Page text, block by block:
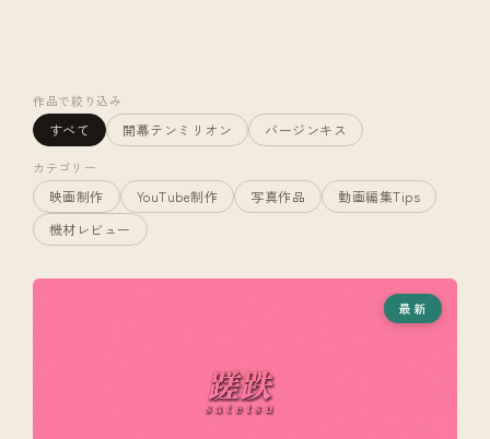
作品で絞り込み
すべて 開幕テンミリオン バージンキス
カテゴリー
映画制作 YouTube制作 写真作品
動画編集Tips
機材レビュー
最新